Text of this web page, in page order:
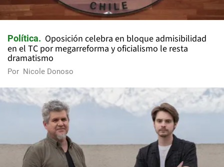
Política
Oposición celebra en bloque admisibilidad
en el TC por megarreforma y oficialismo le resta
dramatismo
Por Nicole Donoso